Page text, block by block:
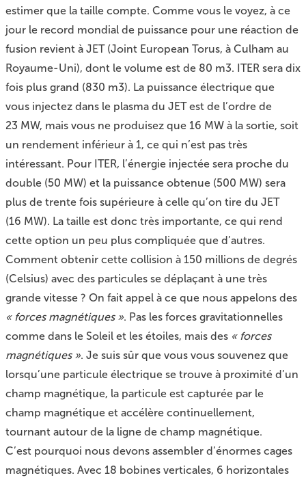
estimer que la taille compte. Comme vous le voyez, à ce
jour le record mondial de puissance pour une réaction de
fusion revient à JET (Joint European Torus, à Culham au
Royaume-Uni), dont le volume est de 80 m3. ITER sera dix
fois plus grand (830 m3). La puissance électrique que
vous injectez dans le plasma du JET est de l’ordre de
23 MW, mais vous ne produisez que 16 MW à la sortie, soit
un rendement inférieur à 1, ce qui n’est pas très
intéressant. Pour ITER, l’énergie injectée sera proche du
double (50 MW) et la puissance obtenue (500 MW) sera
plus de trente fois supérieure à celle qu’on tire du JET
(16 MW). La taille est donc très importante, ce qui rend
cette option un peu plus compliquée que d’autres.
Comment obtenir cette collision à 150 millions de degrés
(Celsius) avec des particules se déplaçant à une très
grande vitesse ? On fait appel à ce que nous appelons des
« forces magnétiques ». Pas les forces gravitationnelles
comme dans le Soleil et les étoiles, mais des « forces
magnétiques ». Je suis sûr que vous vous souvenez que
lorsqu’une particule électrique se trouve à proximité d’un
champ magnétique, la particule est capturée par le
champ magnétique et accélère continuellement,
tournant autour de la ligne de champ magnétique.
C’est pourquoi nous devons assembler d’énormes cages
magnétiques. Avec 18 bobines verticales, 6 horizontales